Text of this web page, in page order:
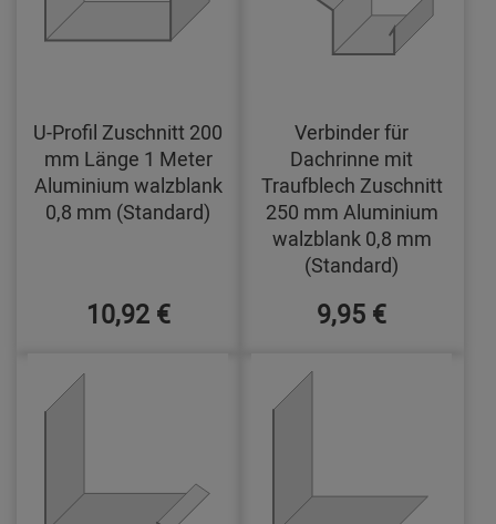
U-Profil Zuschnitt 200
mm Länge 1 Meter
Aluminium walzblank
0,8 mm (Standard)
10,92 €
Verbinder für
Dachrinne mit
Traufblech Zuschnitt
250 mm Aluminium
walzblank 0,8 mm
(Standard)
9,95 €